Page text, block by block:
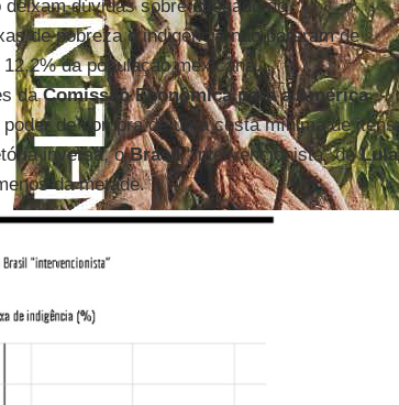
dúvidas sobre o legado do
de pobreza e indigência não pararam de
da população mexicana,
daComissão Econômica para a América
de compra de uma cesta mínima de itens
inversa, oBrasil“intervencionista” deLula
da metade.